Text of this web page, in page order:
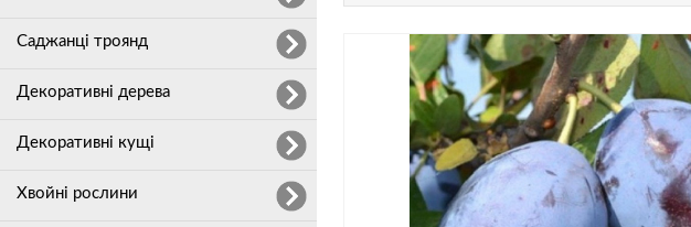
Саджанці троянд
Декоративні дерева
Декоративні кущі
Хвойні рослини